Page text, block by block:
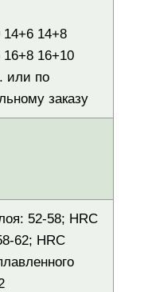
14+6 14+8
16+8 16+10
или по
заказу
52-58; HRC
62; HRC